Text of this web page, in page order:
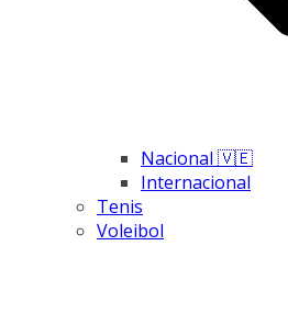
Nacional 🇻🇪
Internacional
Tenis
Voleibol